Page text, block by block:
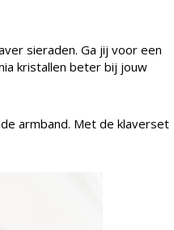
sieraden. Ga jij voor een
kristallen beter bij jouw
armband. Met de klaverset